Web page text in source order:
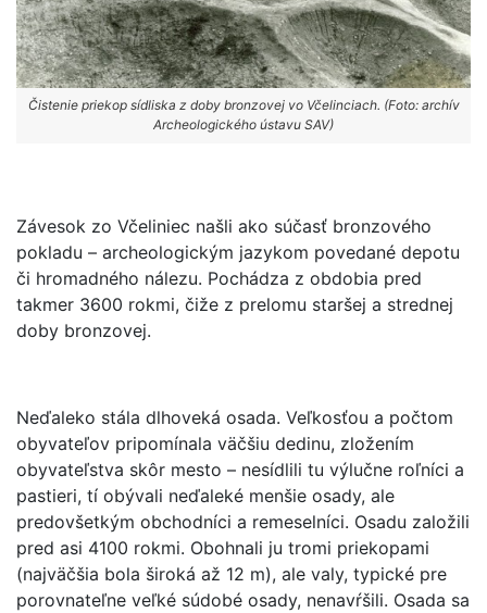
Čistenie priekop sídliska z doby bronzovej vo Včelinciach. (Foto: archív
Archeologického ústavu SAV)
Závesok zo Včeliniec našli ako súčasť bronzového
pokladu – archeologickým jazykom povedané depotu
či hromadného nálezu. Pochádza z obdobia pred
takmer 3600 rokmi, čiže z prelomu staršej a strednej
doby bronzovej.
Neďaleko stála dlhoveká osada. Veľkosťou a počtom
obyvateľov pripomínala väčšiu dedinu, zložením
obyvateľstva skôr mesto – nesídlili tu výlučne roľníci a
pastieri, tí obývali neďaleké menšie osady, ale
predovšetkým obchodníci a remeselníci. Osadu založili
pred asi 4100 rokmi. Obohnali ju tromi priekopami
(najväčšia bola široká až 12 m), ale valy, typické pre
porovnateľne veľké súdobé osady, nenavŕšili. Osada sa